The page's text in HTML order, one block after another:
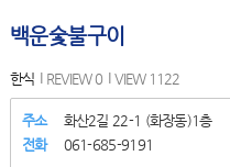
백운숯불구이
한식 REVIEW 0 VIEW 1122
주소
화산2길 22-1 (화장동)1층
전화
061-685-9191